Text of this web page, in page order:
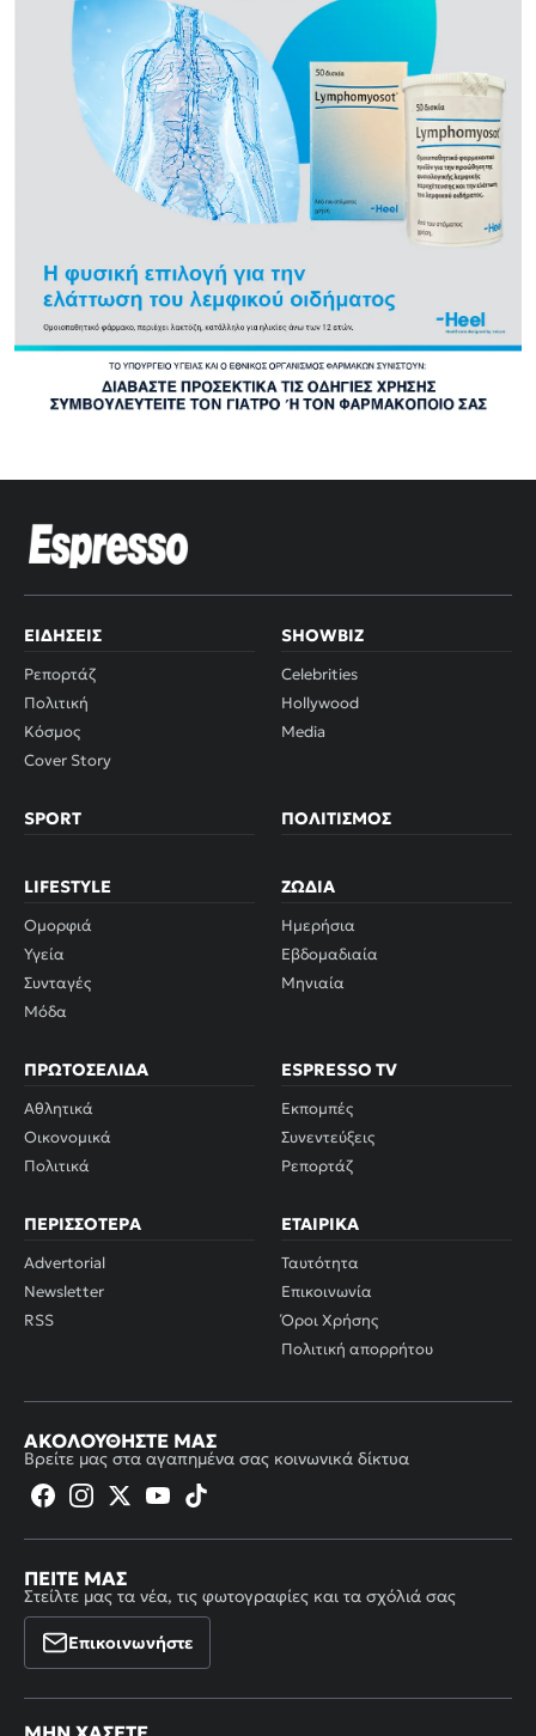
ΕΙΔΉΣΕΙΣ
Ρεπορτάζ
Πολιτική
Κόσμος
Cover Story
SHOWBIZ
Celebrities
Hollywood
Media
SPORT ΠΟΛΙΤΙΣΜΌΣ
LIFESTYLE
Ομορφιά
Υγεία
Συνταγές
Μόδα
ΖΏΔΙΑ
Ημερήσια
Εβδομαδιαία
Μηνιαία
ΠΡΩΤΟΣΈΛΙΔΑ
Αθλητικά
Οικονομικά
Πολιτικά
ESPRESSO TV
Εκπομπές
Συνεντεύξεις
Ρεπορτάζ
ΠΕΡΙΣΣΌΤΕΡΑ
Advertorial
Newsletter
RSS
ΕΤΑΙΡΙΚΆ
Ταυτότητα
Επικοινωνία
Όροι Χρήσης
Πολιτική απορρήτου
ΑΚΟΛΟΥΘΉΣΤΕ ΜΑΣ
Βρείτε μας στα αγαπημένα σας κοινωνικά δίκτυα
ΠΕΊΤΕ ΜΑΣ
Στείλτε μας τα νέα, τις φωτογραφίες και τα σχόλιά σας
Επικοινωνήστε